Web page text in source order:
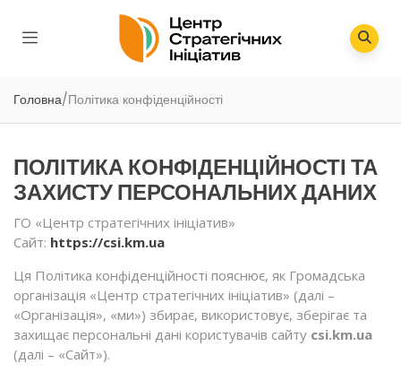
Головна/Політика конфіденційності
ПОЛІТИКА КОНФІДЕНЦІЙНОСТІ ТА
ЗАХИСТУ ПЕРСОНАЛЬНИХ ДАНИХ
ГО «Центр стратегічних ініціатив»
Сайт: https://csi.km.ua
Ця Політика конфіденційності пояснює, як Громадська
організація «Центр стратегічних ініціатив» (далі –
«Організація», «ми») збирає, використовує, зберігає та
захищає персональні дані користувачів сайту csi.km.ua
(далі – «Сайт»).